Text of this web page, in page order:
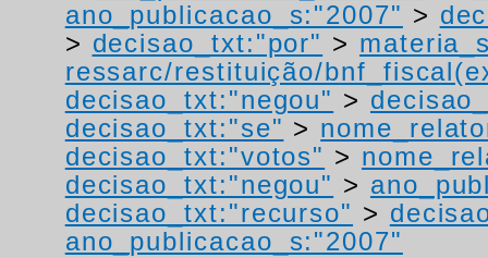
ano_publicacao_s:"2007" >
> decisao_txt:"por" >
ressarc/restituição/
decisao_txt:"negou" >
decisao_txt:"se" >
decisao_txt:"votos" >
decisao_txt:"negou" >
decisao_txt:"recurso" >
ano_publicacao_s:"2007"